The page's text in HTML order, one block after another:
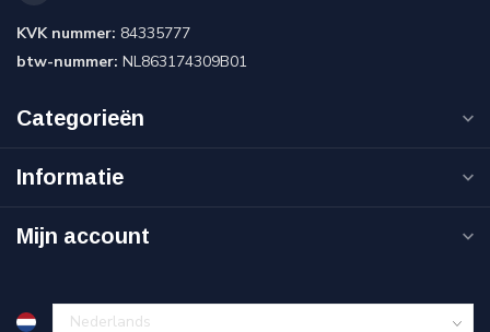
KVK nummer: 84335777
btw-nummer: NL863174309B01
Categorieën
Informatie
Mijn account